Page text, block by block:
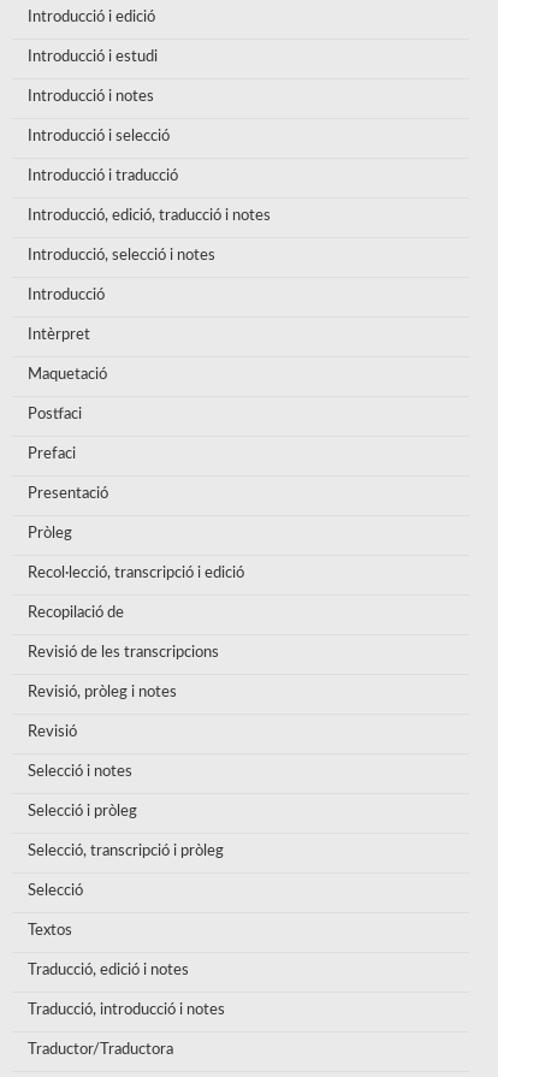
Introducció i edició
Introducció i estudi
Introducció i notes
Introducció i selecció
Introducció i traducció
Introducció, edició, traducció i notes
Introducció, selecció i notes
Introducció
Intèrpret
Maquetació
Postfaci
Prefaci
Presentació
Pròleg
Recol·lecció, transcripció i edició
Recopilació de
Revisió de les transcripcions
Revisió, pròleg i notes
Revisió
Selecció i notes
Selecció i pròleg
Selecció, transcripció i pròleg
Selecció
Textos
Traducció, edició i notes
Traducció, introducció i notes
Traductor/Traductora